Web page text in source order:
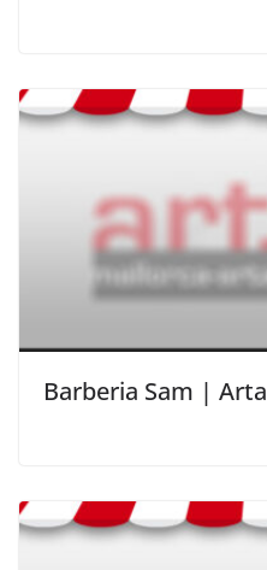
Barberia Sam | Arta